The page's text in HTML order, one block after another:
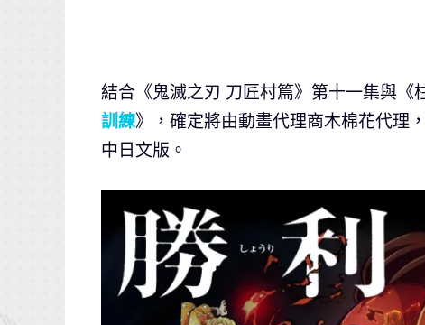
結合《鬼滅之刃 刀匠村篇》第十一集與《
訓練》，確定將由動畫代理商木棉花代理
中日文版。